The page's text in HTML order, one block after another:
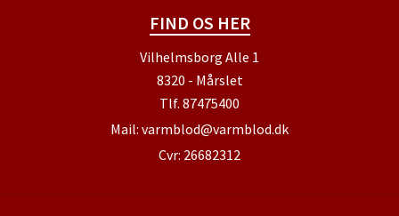
FIND OS HER
Vilhelmsborg Alle 1
8320 - Mårslet
Tlf. 87475400
Mail: varmblod@varmblod.dk
Cvr: 26682312